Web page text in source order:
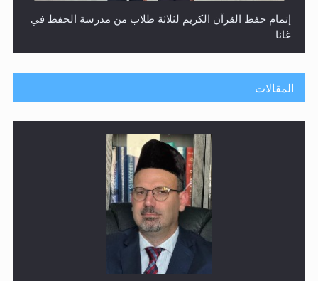
إتمام حفظ القرآن الكريم لثلاثة طلاب من مدرسة الحفظ في
غانا
حفل توزيع الشهادات في الجامعة الأحمدية بنيجيريا لعام
المقالات